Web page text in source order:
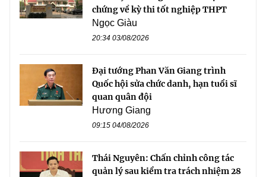
chứng về kỳ thi tốt nghiệp THPT
Ngọc Giàu
20:34 03/08/2026
Đại tướng Phan Văn Giang trình
Quốc hội sửa chức danh, hạn tuổi sĩ
quan quân đội
Hương Giang
09:15 04/08/2026
Thái Nguyên: Chấn chỉnh công tác
quản lý sau kiểm tra trách nhiệm 28